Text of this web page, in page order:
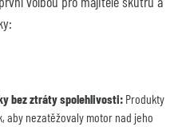
bez ztráty spolehlivosti: Produkty
aby nezatěžovaly motor nad jeho